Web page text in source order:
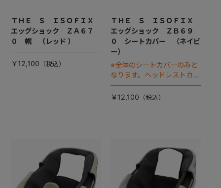
ＴＨＥ Ｓ ＩＳＯＦＩＸ
エッグショック ＺＡ６７
０ 幌 （レッド ）
￥12,100
ＴＨＥ Ｓ ＩＳＯＦＩＸ
エッグショック ＺＢ６９
０ シートカバー （ネイビ
ー）
※全体のシートカバーのみと
なります。ヘッドレストカバ
ーは別売りです。
￥12,100